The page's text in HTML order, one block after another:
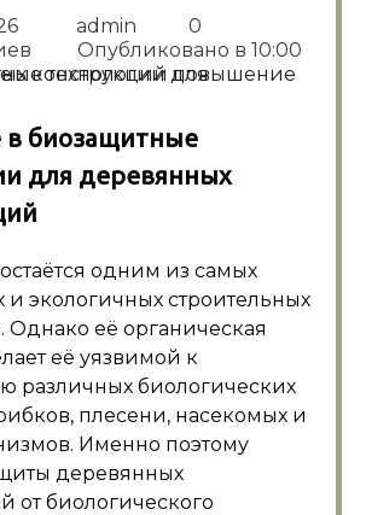
admin
0
Опубликовано в 10:00
в биозащитные
для деревянных
одним из самых
и экологичных строительных
Однако её органическая
её уязвимой к
различных биологических
плесени, насекомых и
Именно поэтому
деревянных
от биологического